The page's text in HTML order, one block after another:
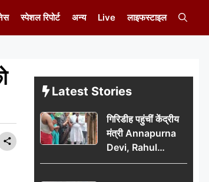
स्पेशल रिपोर्ट अन्य Live लाइफस्टाइल
Latest Stories
गिरिडीह पहुंचीं केंद्रीय
मंत्री Annapurna
Devi, Rahul
Gandhi पर साधा